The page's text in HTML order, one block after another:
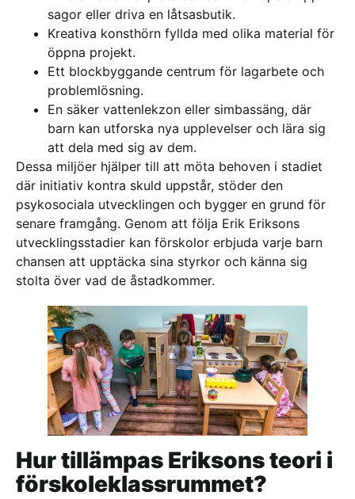
sagor eller driva en låtsasbutik.
Kreativa konsthörn fyllda med olika material för
öppna projekt.
Ett blockbyggande centrum för lagarbete och
problemlösning.
En säker vattenlekzon eller simbassäng, där
barn kan utforska nya upplevelser och lära sig
att dela med sig av dem.
Dessa miljöer hjälper till att möta behoven i stadiet
där initiativ kontra skuld uppstår, stöder den
psykosociala utvecklingen och bygger en grund för
senare framgång. Genom att följa Erik Eriksons
utvecklingsstadier kan förskolor erbjuda varje barn
chansen att upptäcka sina styrkor och känna sig
stolta över vad de åstadkommer.
Hur tillämpas Eriksons teori i
förskoleklassrummet?